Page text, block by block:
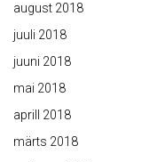
august 2018
juuli 2018
juuni 2018
mai 2018
aprill 2018
märts 2018